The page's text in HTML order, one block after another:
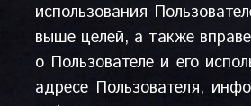
использования
выше целей, а также
о Пользователе и его
адресе Пользователя,